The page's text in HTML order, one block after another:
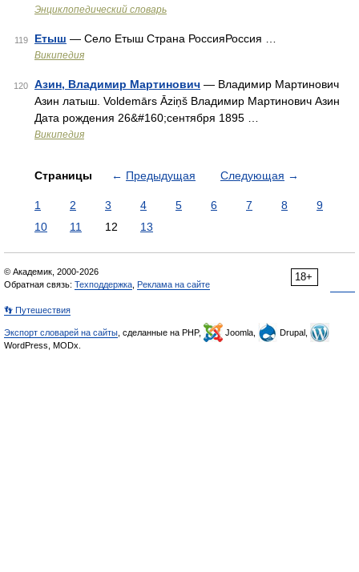
Энциклопедический словарь
119 Етыш — Село Етыш Страна РоссияРоссия …
Википедия
120 Азин, Владимир Мартинович — Владимир Мартинович
Азин латыш. Voldemārs Āziņš Владимир Мартинович Азин
Дата рождения 26&#160;сентября 1895 …
Википедия
Страницы ← Предыдущая Следующая →
1 2 3 4 5 6 7 8
9
10
11 12 13
18+
© Академик, 2000-2026
Обратная связь: Техподдержка Реклама на сайте
👣 Путешествия
Экспорт словарей на сайты , сделанные на PHP, Joomla,
Drupal,
WordPress, MODx.